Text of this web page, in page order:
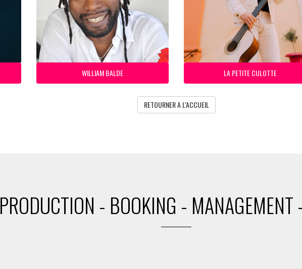
WILLIAM BALDE LA PETITE CULOTTE
RETOURNER A L'ACCUEIL
PRODUCTION - BOOKING - MANAGEMENT